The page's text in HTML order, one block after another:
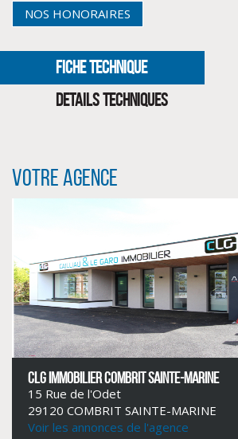
CLIQUER ICI POUR AGRANDIR
NOS HONORAIRES
FICHE TECHNIQUE
DETAILS TECHNIQUES
Votre agence
CLG IMMOBILIER COMBRIT SAINTE-MARINE
15 Rue de l'Odet
29120 COMBRIT SAINTE-MARINE
Voir les annonces de l'agence